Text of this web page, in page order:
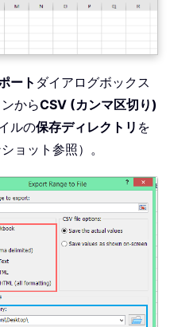
ート ダイアログボックス
からCSV (カンマ区切り)
ルの保存ディレクトリ を
ョット参照）。